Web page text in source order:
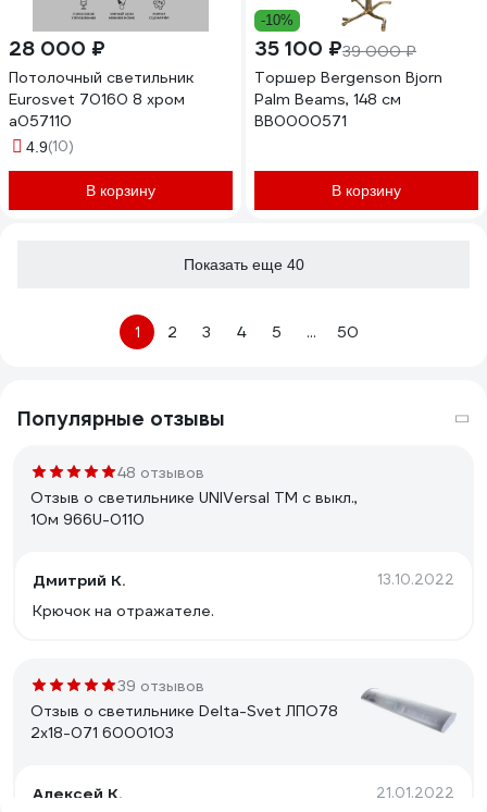
28 000 ₽
Потолочный светильник
Eurosvet 70160 8 хром
a057110
4.9(10)
В корзину
-10%
35 100 ₽39 000 ₽
Торшер Bergenson Bjorn
Palm Beams, 148 см
BB0000571
В корзину
Показать еще 40
1 2 3 4 5 ... 50
Популярные отзывы
48 отзывов
Отзыв о светильнике UNIVersal ТМ c выкл.,
10м 966U-0110
Дмитрий К. 13.10.2022
Крючок на отражателе.
39 отзывов
Отзыв о светильнике Delta-Svet ЛПО78
2х18-071 6000103
Алексей К. 21.01.2022